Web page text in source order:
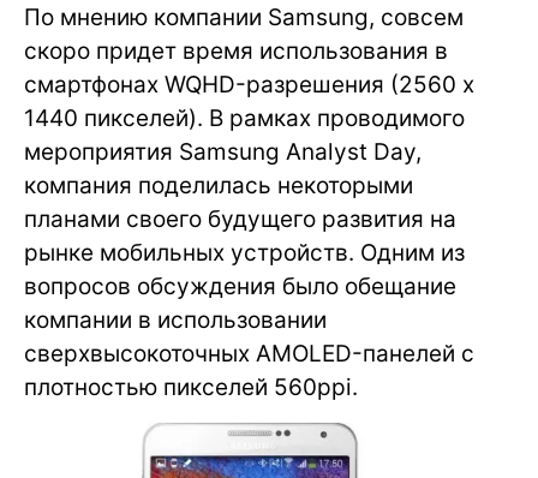
По мнению компании Samsung, совсем
скоро придет время использования в
смартфонах WQHD-разрешения (2560 x
1440 пикселей). В рамках проводимого
мероприятия Samsung Analyst Day,
компания поделилась некоторыми
планами своего будущего развития на
рынке мобильных устройств. Одним из
вопросов обсуждения было обещание
компании в использовании
сверхвысокоточных AMOLED-панелей с
плотностью пикселей 560ppi.